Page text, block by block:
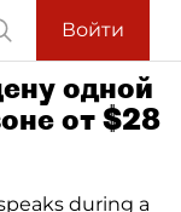
Войти
одной
от $28